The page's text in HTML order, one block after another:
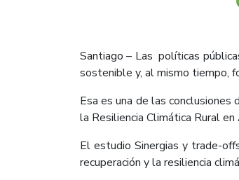
Santiago – Las políticas
sostenible y, al mismo tiempo,
Esa es una de las conclusiones
la Resiliencia Climática Rural
El estudio Sinergias y trade-
recuperación y la resiliencia